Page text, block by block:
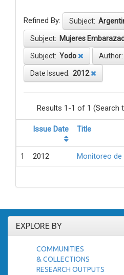
Refined By: Subject:
Subject: Mujeres
Subject: Yodo Author:
Date Issued: 2012
Results 1-1 of 1 (Search
Issue Date Title
1 2012 Monitoreo de
EXPLORE BY
COMMUNITIES
& COLLECTIONS
RESEARCH OUTPUTS